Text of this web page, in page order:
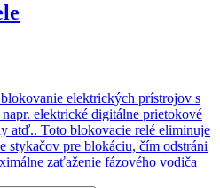
elektrických prístrojov s
elektrické digitálne prietokové
atď.. Toto blokovacie relé eliminuje
stykačov pre blokáciu, čím odstráni
zaťaženie fázového vodiča